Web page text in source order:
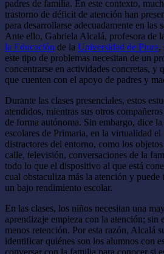
padres de familia. En este contexto,
trastorno de déficit de atención han
para desarrollarse adecuadamente en las
Ante ello, Gabriela Alcalá, profesora de
la Educación de la Universidad de Piura,
este tipo de problemas necesitan de un
concentrarse en actividades concretas, y
que cuenten con el apoyo de padres y
Durante las clases presenciales, estos
atendidos, mientras sus otros
de forma autónoma. Sin embargo, dice la
escolares de Primaria, en la virtualidad
distractores del entorno, como los
calle, televisión, conversaciones de la
todo lo que el dispositivo al que está
cual obstaculiza más la atención y puede
un bajo rendimiento escolar.
En las clases, los niños necesitan una
aprendizaje empieza con la atención; sin
menos retención. Por esta razón, Alcalá
identificar quiénes son los alumnos con
conversar con la familia para conocer si